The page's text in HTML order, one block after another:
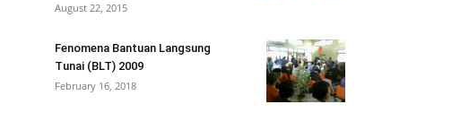
August 22, 2015
Fenomena Bantuan Langsung
Tunai (BLT) 2009
February 16, 2018